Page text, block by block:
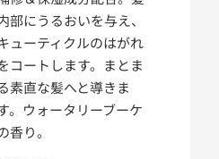
部にうるおいを与え、
ューティクルのはがれ
コートします。まとま
素直な髪へと導きま
。ウォータリーブーケ
香り。